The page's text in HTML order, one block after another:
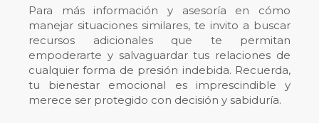
Para más información y asesoría en cómo
manejar situaciones similares, te invito a buscar
recursos adicionales que te permitan
empoderarte y salvaguardar tus relaciones de
cualquier forma de presión indebida. Recuerda,
tu bienestar emocional es imprescindible y
merece ser protegido con decisión y sabiduría.